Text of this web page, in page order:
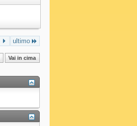
ultimo
Vai in cima